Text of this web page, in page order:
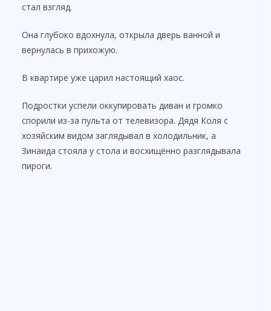
стал взгляд.
Она глубоко вдохнула, открыла дверь ванной и
вернулась в прихожую.
В квартире уже царил настоящий хаос.
Подростки успели оккупировать диван и громко
спорили из-за пульта от телевизора. Дядя Коля с
хозяйским видом заглядывал в холодильник, а
Зинаида стояла у стола и восхищённо разглядывала
пироги.